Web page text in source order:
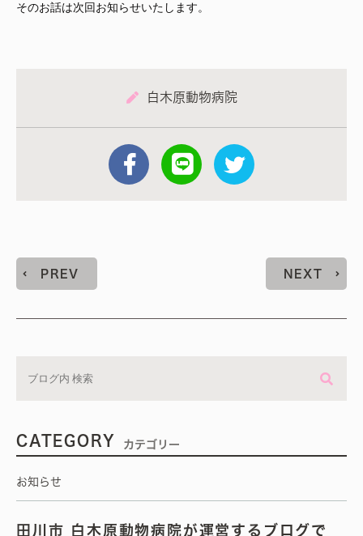
そのお話は次回お知らせいたします。
白木原動物病院
PREV NEXT
CATEGORY カテゴリー
お知らせ
田川市 白木原動物病院が運営するブログで